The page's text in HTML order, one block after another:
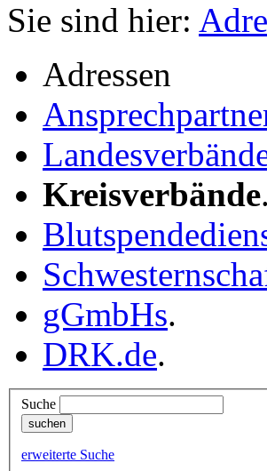
Sie sind hier:
Adressen
Kreisverbände.
gGmbHs.
DRK.de.
Suche
erweiterte Suche